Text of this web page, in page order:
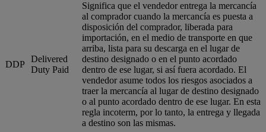
DDP
Delivered
Duty Paid
Significa que el vendedor entrega la mercancía
al comprador cuando la mercancía es puesta a
disposición del comprador, liberada para
importación, en el medio de transporte en que
arriba, lista para su descarga en el lugar de
destino designado o en el punto acordado
dentro de ese lugar, si así fuera acordado. El
vendedor asume todos los riesgos asociados a
traer la mercancía al lugar de destino designado
o al punto acordado dentro de ese lugar. En esta
regla incoterm, por lo tanto, la entrega y llegada
a destino son las mismas.